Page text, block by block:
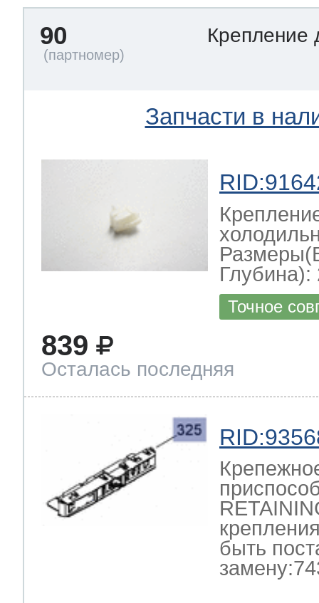
90 Крепление
Запчасти в
Глубина):
Точное
839
Осталась последняя
быть